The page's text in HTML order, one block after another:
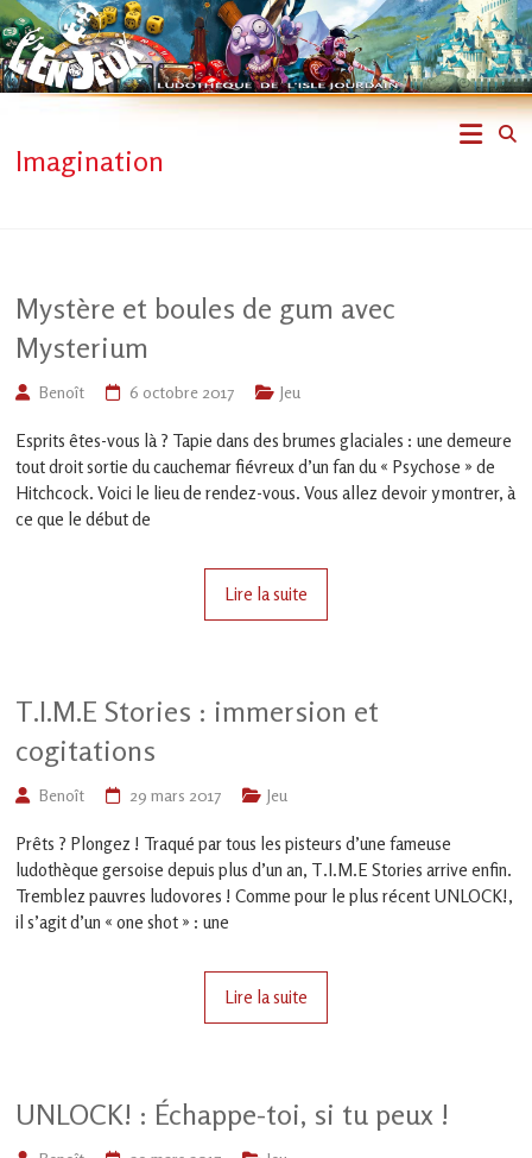
Skip
to
content
Jeux
ludothèque
de
L'Isle
Jourdain
Jouons
ensemble
Imagination
Mystère et boules de gum avec
Mysterium
Benoît 6 octobre 2017 Jeu
Esprits êtes-vous là ? Tapie dans des brumes glaciales : une demeure
tout droit sortie du cauchemar fiévreux d’un fan du « Psychose » de
Hitchcock. Voici le lieu de rendez-vous. Vous allez devoir y montrer, à
ce que le début de
Lire la suite
T.I.M.E Stories : immersion et
cogitations
Benoît 29 mars 2017 Jeu
Prêts ? Plongez ! Traqué par tous les pisteurs d’une fameuse
ludothèque gersoise depuis plus d’un an, T.I.M.E Stories arrive enfin.
Tremblez pauvres ludovores ! Comme pour le plus récent UNLOCK!,
il s’agit d’un « one shot » : une
Lire la suite
UNLOCK! : Échappe-toi, si tu peux !